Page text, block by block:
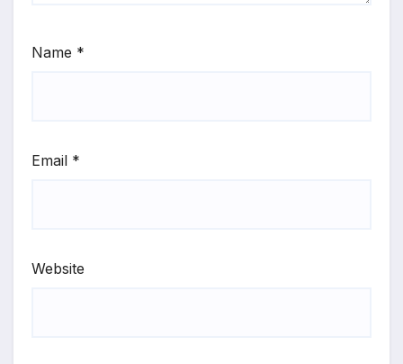
Name *
Email *
Website